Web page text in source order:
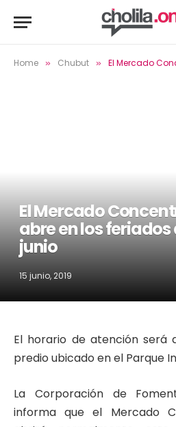
Home » Chubut » El Mercado Concentrador
El Mercado
abre en los feriados
junio
15 junio, 2019
El horario de atención será
predio ubicado en el Parque
La Corporación de
informa que el Mercado